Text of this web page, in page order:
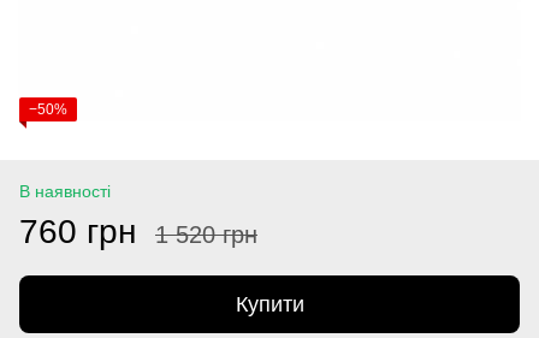
−50%
В наявності
760 грн 1 520 грн
Купити